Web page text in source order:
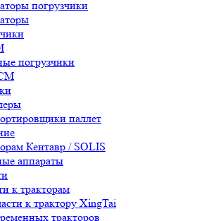
погрузчики
погрузчики
паллет
Кентавр / SOLIS
аппараты
к тракторам
к трактору XingTai
тракторов